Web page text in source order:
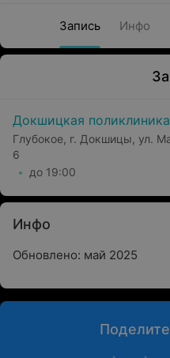
Запись Инфо
Докшицкая поликлиника
Глубокое, г. Докшицы, ул.
6
до 19:00
Инфо
Обновлено: май 2025